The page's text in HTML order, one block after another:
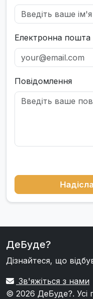
Електронна пошта
Повідомлення
ДеБуде?
Дізнайтеся, що
Зв'яжіться з нами
© 2026 ДеБуде?. Усі